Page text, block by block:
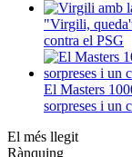
"Virgili,
contra el PSG
El Masters
sorpreses i un
El més llegit
Rànquing